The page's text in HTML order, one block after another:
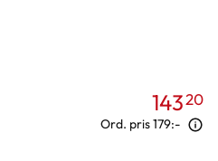
14320
Ord. pris179:-